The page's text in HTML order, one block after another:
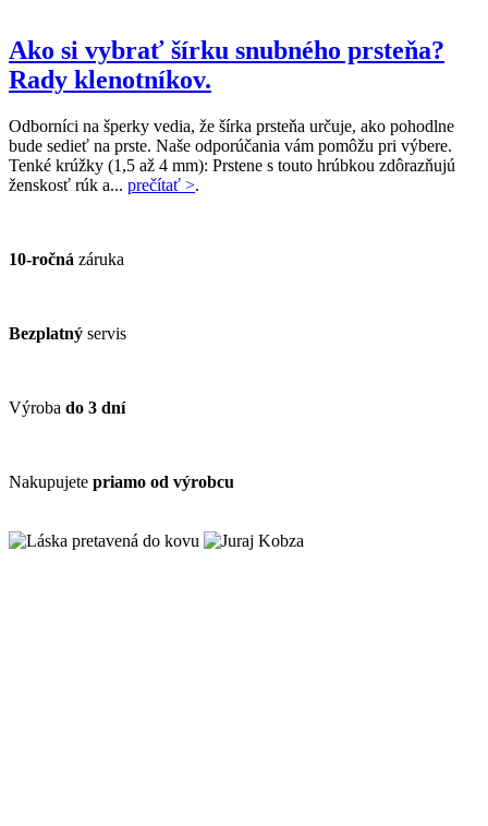
Ako si vybrať šírku snubného prsteňa?
Rady klenotníkov.
Odborníci na šperky vedia, že šírka prsteňa určuje, ako pohodlne
bude sedieť na prste. Naše odporúčania vám pomôžu pri výbere.
Tenké krúžky (1,5 až 4 mm): Prstene s touto hrúbkou zdôrazňujú
ženskosť rúk a... prečítať >.
10-ročná záruka
Bezplatný servis
Výroba do 3 dní
Nakupujete priamo od výrobcu